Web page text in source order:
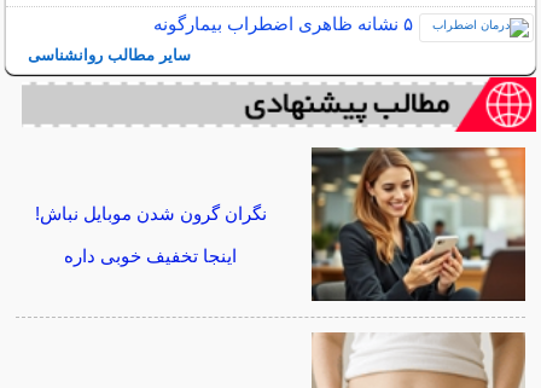
۵ نشانه‌ ظاهری اضطراب بیمارگونه
سایر مطالب روانشناسی
نگران گرون شدن موبایل نباش!
اینجا تخفیف خوبی داره